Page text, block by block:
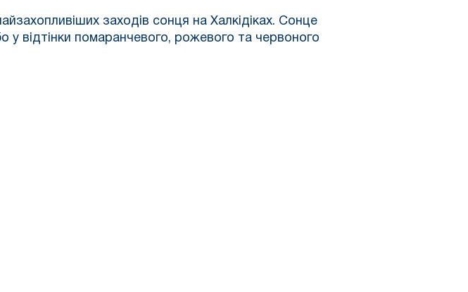
заходів сонця на Халкідіках. Сонце
відтінки помаранчевого, рожевого та червоного